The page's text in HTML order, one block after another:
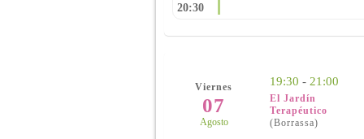
20:30
Viernes
07
Agosto
19:30 - 21:00
El Jardín
Terapéutico
(Borrassa)